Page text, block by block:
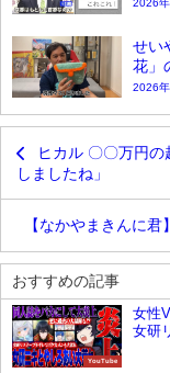
2026
せい
花」
2026
ヒカル 〇〇万円
しましたね」
【なかやまきんに
おすすめの記事
YouTube
女性
女研